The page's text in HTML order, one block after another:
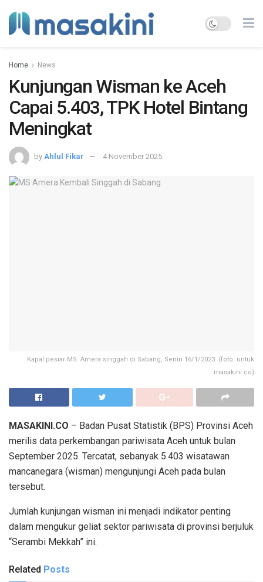
Home News
Kunjungan Wisman ke Aceh
Capai 5.403, TPK Hotel Bintang
Meningkat
by Ahlul Fikar 4 November 2025
Kapal pesiar MS. Amera singgah di Sabang, Senin 16/1/2023. (foto: untuk
masakini.co)
MASAKINI.CO – Badan Pusat Statistik (BPS) Provinsi Aceh
merilis data perkembangan pariwisata Aceh untuk bulan
September 2025. Tercatat, sebanyak 5.403 wisatawan
mancanegara (wisman) mengunjungi Aceh pada bulan
tersebut.
Jumlah kunjungan wisman ini menjadi indikator penting
dalam mengukur geliat sektor pariwisata di provinsi berjuluk
“Serambi Mekkah” ini.
Related Posts